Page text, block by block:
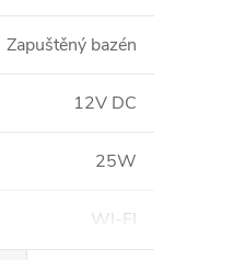
Zapuštěný bazén
12V DC
25W
WI-FI